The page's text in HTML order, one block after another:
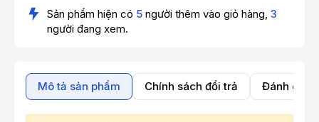
Sản phẩm hiện có 5 người thêm vào giỏ hàng, 3
người đang xem.
Mô tả sản phẩm Chính sách đổi trả Đánh giá